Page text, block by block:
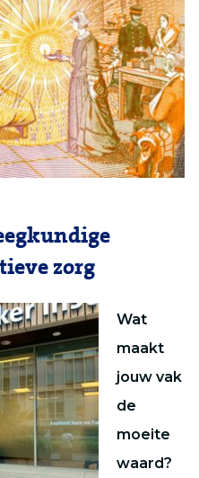
zorg
Wat
maakt
jouw vak
de
moeite
waard?